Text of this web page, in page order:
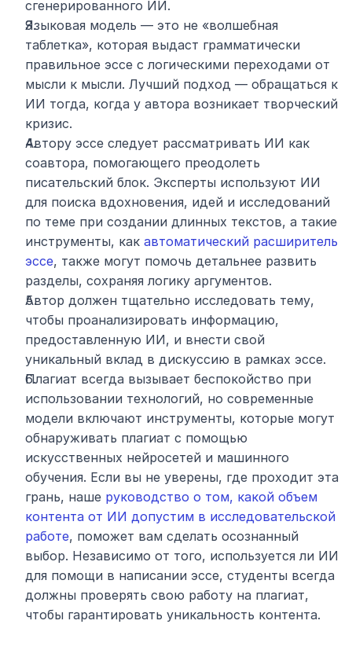
сгенерированного ИИ.
Языковая модель — это не «волшебная
таблетка», которая выдаст грамматически
правильное эссе с логическими переходами от
мысли к мысли. Лучший подход — обращаться к
ИИ тогда, когда у автора возникает творческий
кризис.
Автору эссе следует рассматривать ИИ как
соавтора, помогающего преодолеть
писательский блок. Эксперты используют ИИ
для поиска вдохновения, идей и исследований
по теме при создании длинных текстов, а такие
инструменты, как автоматический расширитель
эссе, также могут помочь детальнее развить
разделы, сохраняя логику аргументов.
Автор должен тщательно исследовать тему,
чтобы проанализировать информацию,
предоставленную ИИ, и внести свой
уникальный вклад в дискуссию в рамках эссе.
Плагиат всегда вызывает беспокойство при
использовании технологий, но современные
модели включают инструменты, которые могут
обнаруживать плагиат с помощью
искусственных нейросетей и машинного
обучения. Если вы не уверены, где проходит эта
грань, наше руководство о том, какой объем
контента от ИИ допустим в исследовательской
работе, поможет вам сделать осознанный
выбор. Независимо от того, используется ли ИИ
для помощи в написании эссе, студенты всегда
должны проверять свою работу на плагиат,
чтобы гарантировать уникальность контента.